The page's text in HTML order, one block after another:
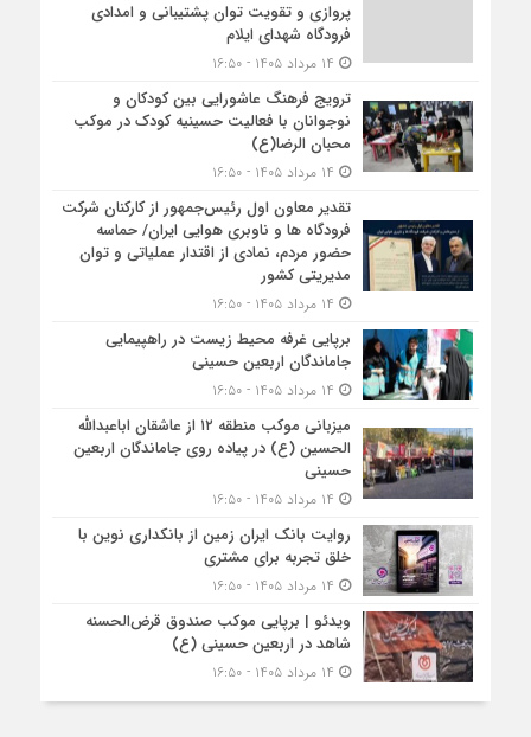
پروازی و تقویت توان پشتیبانی و امدادی
فرودگاه شهدای ایلام
ترویج فرهنگ عاشورایی بین کودکان و
نوجوانان با فعالیت حسینیه کودک در موکب
محبان الرضا(ع)
تقدیر معاون اول رئیس‌جمهور از کارکنان شرکت
فرودگاه ها و ناوبری هوایی ایران/ حماسه
حضور مردم، نمادی از اقتدار عملیاتی و توان
مدیریتی کشور
برپایی غرفه محیط زیست در راهپیمایی
جاماندگان اربعین حسینی
میزبانی موکب منطقه ۱۲ از عاشقان اباعبدالله
الحسین (ع) در پیاده روی جاماندگان اربعین
حسینی
روایت بانک ایران زمین از بانکداری نوین با
خلق تجربه برای مشتری
ویدئو | برپایی موکب صندوق قرض‌الحسنه
شاهد در اربعین حسینی (ع)